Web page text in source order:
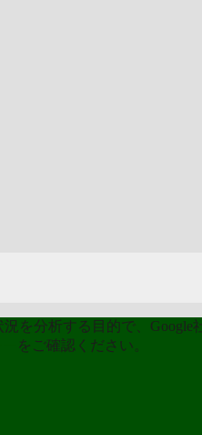
を分析する目的で、Google
をご確認ください。